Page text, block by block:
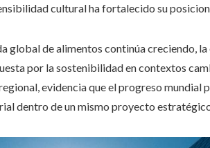
cultural ha fortalecido su
global de alimentos continúa creciendo,
por la sostenibilidad en contextos
evidencia que el progreso
dentro de un mismo proyecto